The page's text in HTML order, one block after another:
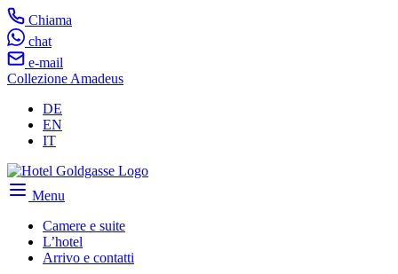
Chiama
chat
e-mail
Collezione Amadeus
DE
EN
IT
Menu
Camere e suite
L’hotel
Arrivo e contatti